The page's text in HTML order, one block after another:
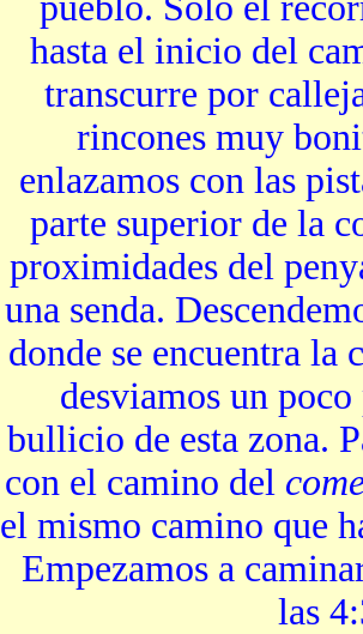
hasta el inicio del
transcurre por
rincones muy
enlazamos con las
parte superior de la
proximidades del
una senda.
donde se encuentra la
desviamos un
bullicio de esta zona.
con el camino del
el mismo camino que
Empezamos a
las